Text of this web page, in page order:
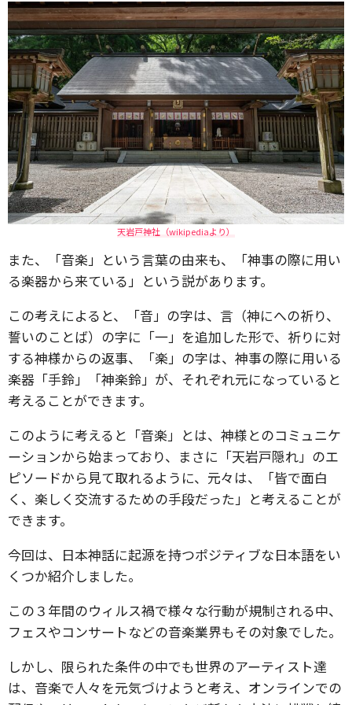
天岩戸神社（wikipediaより）
また、「音楽」という言葉の由来も、「神事の際に用い
る楽器から来ている」という説があります。
この考えによると、「音」の字は、言（神にへの祈り、
誓いのことば）の字に「一」を追加した形で、祈りに対
する神様からの返事、「楽」の字は、神事の際に用いる
楽器「手鈴」「神楽鈴」が、それぞれ元になっていると
考えることができます。
このように考えると「音楽」とは、神様とのコミュニケ
ーションから始まっており、まさに「天岩戸隠れ」のエ
ピソードから見て取れるように、元々は、「皆で面白
く、楽しく交流するための手段だった」と考えることが
できます。
今回は、日本神話に起源を持つポジティブな日本語をい
くつか紹介しました。
この３年間のウィルス禍で様々な行動が規制される中、
フェスやコンサートなどの音楽業界もその対象でした。
しかし、限られた条件の中でも世界のアーティスト達
は、音楽で人々を元気づけようと考え、オンラインでの